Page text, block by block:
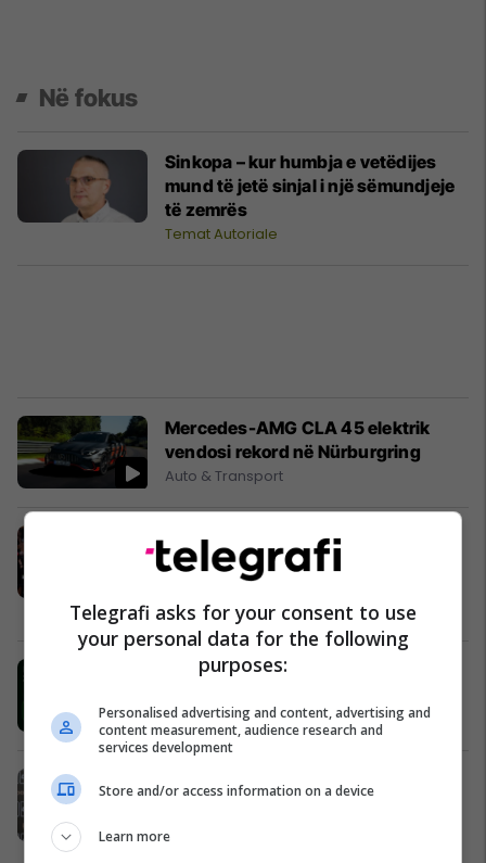
Në fokus
Sinkopa – kur humbja e vetëdijes
mund të jetë sinjal i një sëmundjeje
të zemrës
Temat Autoriale
Mercedes-AMG CLA 45 elektrik
vendosi rekord në Nürburgring
Auto & Transport
Charles Leclerc dhe gruaja e tij
Alexandra presin një fëmijë: Ajo
tregoi barkun e saj shtatzënë me
bikini
Yjet
Drita kërkon vetëm fitore ndaj Tre
Ligat tjera
Vozinha bën histori në Kili –
Telegrafi asks for your consent to use
your personal data for the following
purposes:
Personalised advertising and content, advertising and
content measurement, audience research and
services development
Store and/or access information on a device
Learn more